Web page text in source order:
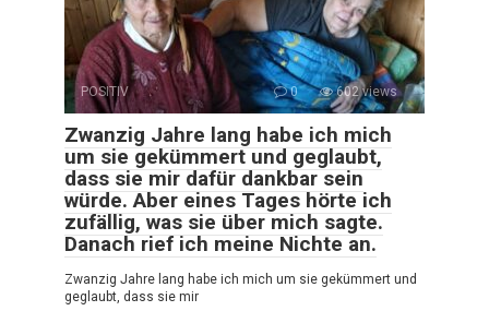
POSITIV 0 602 views
Zwanzig Jahre lang habe ich mich
um sie gekümmert und geglaubt,
dass sie mir dafür dankbar sein
würde. Aber eines Tages hörte ich
zufällig, was sie über mich sagte.
Danach rief ich meine Nichte an.
Zwanzig Jahre lang habe ich mich um sie gekümmert und
geglaubt, dass sie mir